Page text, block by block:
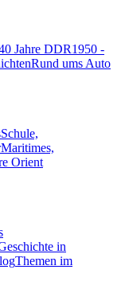
Jahre DDR1950 -
Rund ums Auto
Schule,
Maritimes,
Orient
in
Themen im